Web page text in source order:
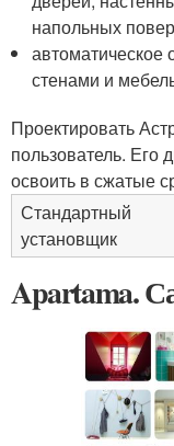
напольных
стенами и
Проектировать
пользователь.
освоить в сжатые
Стандартный
установщик
Apartama.